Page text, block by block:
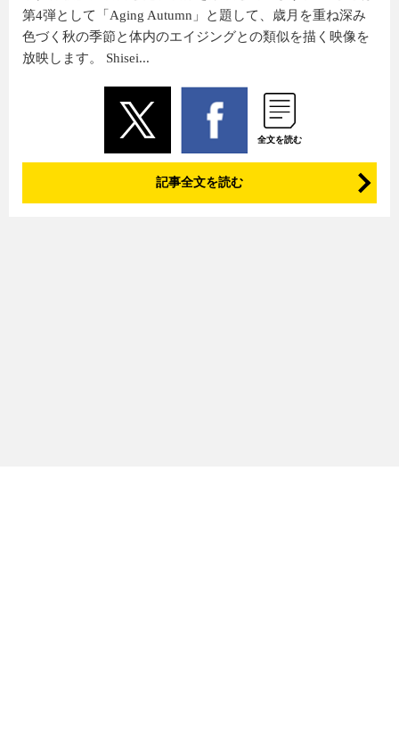
第4弾として「Aging Autumn」と題して、歳月を重ね深み
色づく秋の季節と体内のエイジングとの類似を描く映像を
放映します。 Shisei...
全文を読む
記事全文を読む